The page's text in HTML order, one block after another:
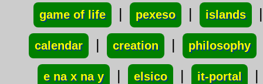
game of life | pexeso | islands |
calendar | creation | philosophy
e na x na y | elsico | it-portal |